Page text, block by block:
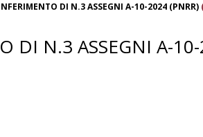
DI N.3 ASSEGNI A-10-2024 (PNRR)
DI N.3 ASSEGNI A-